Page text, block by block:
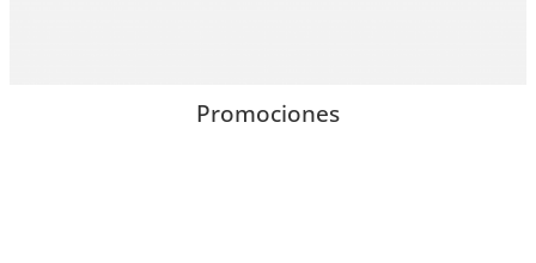
Promociones